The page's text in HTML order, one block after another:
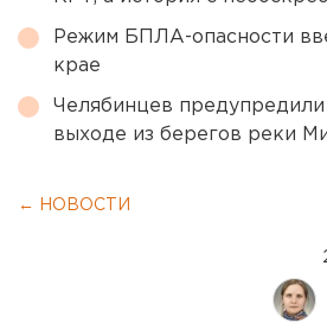
Режим БПЛА-опасности
крае
Челябинцев
выходе из берегов реки
← НОВОСТИ